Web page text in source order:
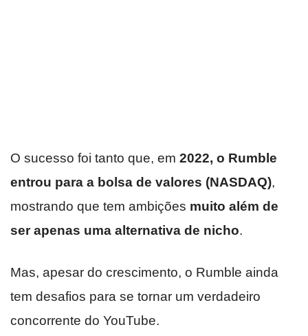
O sucesso foi tanto que, em 2022, o Rumble
entrou para a bolsa de valores (NASDAQ),
mostrando que tem ambições muito além de
ser apenas uma alternativa de nicho.
Mas, apesar do crescimento, o Rumble ainda
tem desafios para se tornar um verdadeiro
concorrente do YouTube.